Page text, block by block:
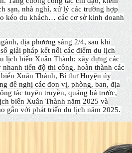
sạn, nhà nghỉ, xử lý các trường hợp
kéo du khách… các cơ sở kinh doanh
địa phương sáng 2/4, sau khi
giải pháp kết nối các điểm du lịch
lịch biển Xuân Thành; xây dựng các
tiến độ thi công, hoàn thành các
Xuân Thành, Bí thư Huyện ủy
đề nghị các đơn vị, phòng, ban, địa
tác tuyên truyền, quảng bá trước,
biển Xuân Thành năm 2025 và
gắn với phát triển du lịch năm 2025.